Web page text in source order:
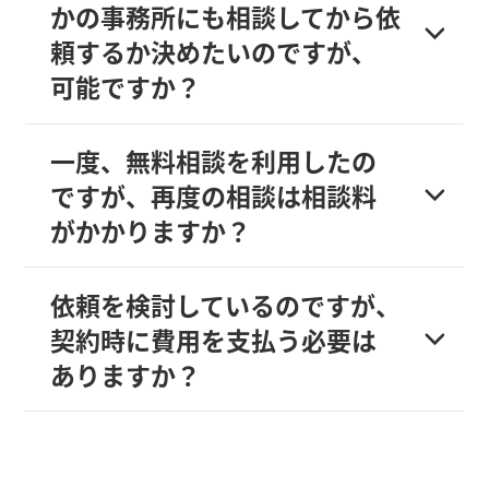
かの事務所にも相談してから依
頼するか決めたいのですが、
可能ですか？
一度、無料相談を利用したの
ですが、再度の相談は相談料
がかかりますか？
依頼を検討しているのですが、
契約時に費用を支払う必要は
ありますか？